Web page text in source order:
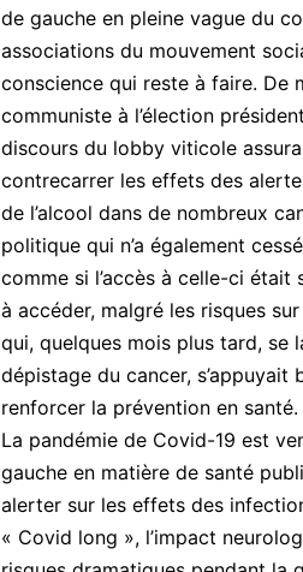
de gauche en pleine vague du
associations du mouvement
conscience qui reste à faire. De
communiste à l’élection
discours du lobby viticole
contrecarrer les effets des
de l’alcool dans de nombreux
politique qui n’a également
comme si l’accès à celle-ci
à accéder, malgré les risques
qui, quelques mois plus tard, se
dépistage du cancer,
renforcer la prévention en santé.
La pandémie de Covid-19 est
gauche en matière de santé
alerter sur les effets des
« Covid long », l’impact